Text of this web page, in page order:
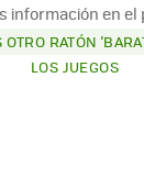
información en el
RATÓN
LOS JUEGOS